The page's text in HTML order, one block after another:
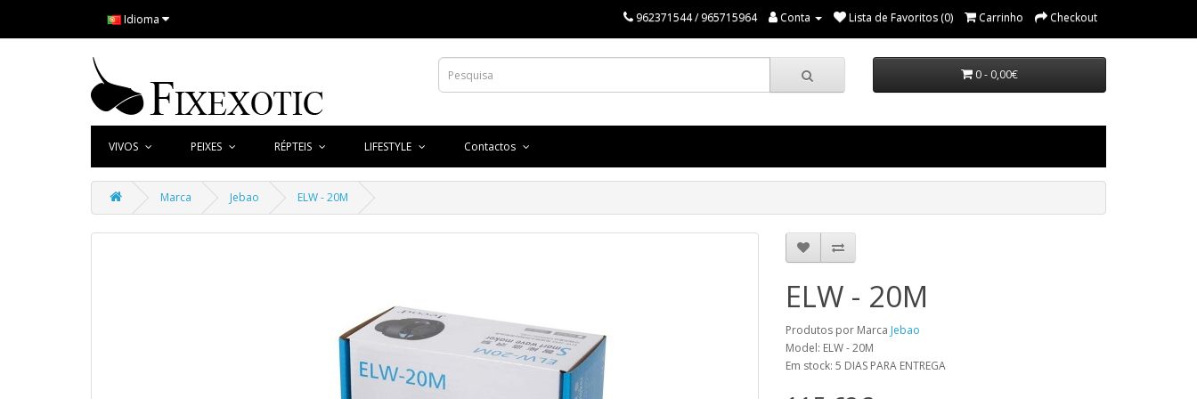
Idioma 962371544 / 965715964 Conta Lista de Favoritos (0) Carrinho Checkout
0 - 0,00€
VIVOS PEIXES RÉPTEIS LIFESTYLE Contactos
Marca Jebao ELW - 20M
ELW - 20M
Produtos por Marca Jebao
Model: ELW - 20M
Em stock: 5 DIAS PARA ENTREGA